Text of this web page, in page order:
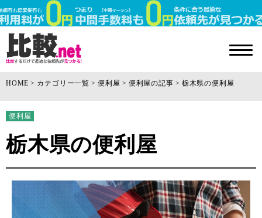
HOME カテゴリー一覧 便利屋 便利屋の記事 栃木県の便利屋
便利屋
栃木県の便利屋